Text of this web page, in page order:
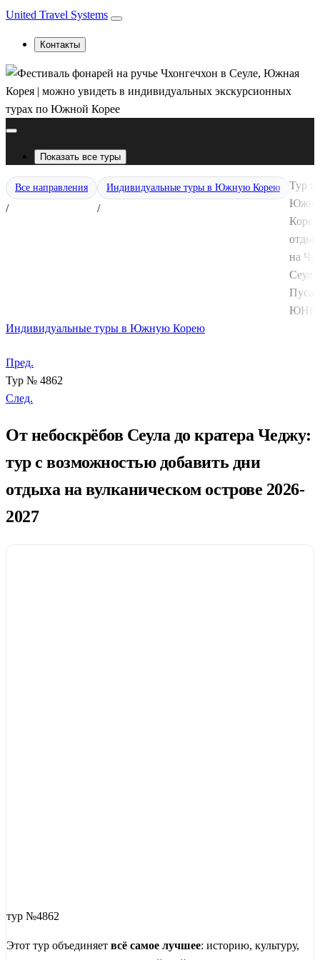
United Travel Systems
Контакты
Показать все туры
Все направления
/
Индивидуальные туры в Южную Корею
/
Тур в
на
Сеул,
Индивидуальные туры в Южную Корею
Пред.
Тур № 4862
След.
От небоскрёбов Сеула до кратера Чеджу:
тур с возможностью добавить дни
отдыха на вулканическом острове 2026-
2027
тур №4862
Этот тур объединяет всё самое лучшее: историю, культуру,